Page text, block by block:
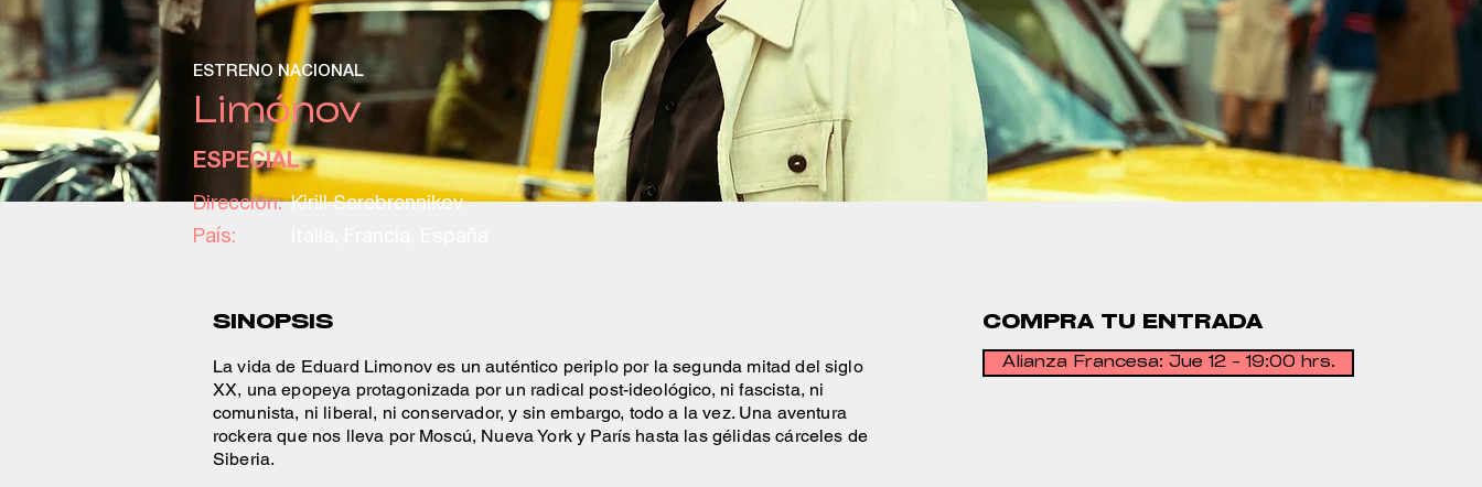
ESTRENO NACIONAL
Limónov
ESPECIAL
Dirección: Kirill Serebrennikov
País:
SINOPSIS
La vida de Eduard Limonov es un auténtico periplo por la segunda mitad del siglo
XX, una epopeya protagonizada por un radical post-ideológico, ni fascista, ni
comunista, ni liberal, ni conservador, y sin embargo, todo a la vez. Una aventura
rockera que nos lleva por Moscú, Nueva York y París hasta las gélidas cárceles de
Siberia.
COMPRA TU ENTRADA
Alianza Francesa: Jue 12 - 19:00 hrs.